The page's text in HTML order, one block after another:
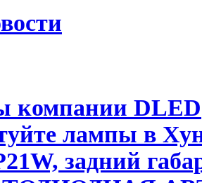
компании DLED
лампы в
задний